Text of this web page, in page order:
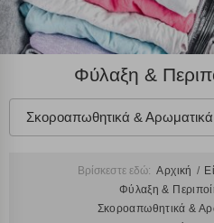
Φύλαξη &
Σκοροαπωθητικά &
Βρίσκεστε εδώ: Αρχική
Φύλαξη &
Σκοροαπωθητικά &